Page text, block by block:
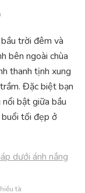
trời đêm và
bên ngoài chùa
thanh tịnh xung
Đặc biệt bạn
bật giữa bầu
tối đẹp ở
tà